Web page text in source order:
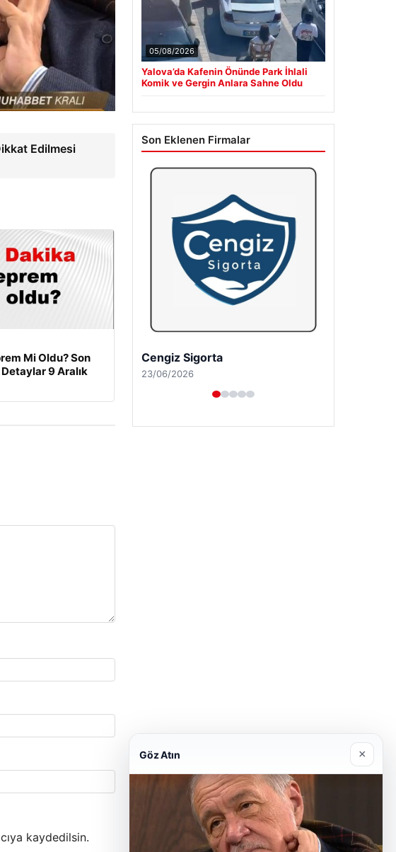
Edilmesi
Mi Oldu? Son
9 Aralık
kaydedilsin.
05/08/2026
Yalova’da Kafenin Önünde Park İhlali
Komik ve Gergin Anlara Sahne Oldu
Son Eklenen Firmalar
Hastaş Beton
26/05/2026
Göz Atın ×